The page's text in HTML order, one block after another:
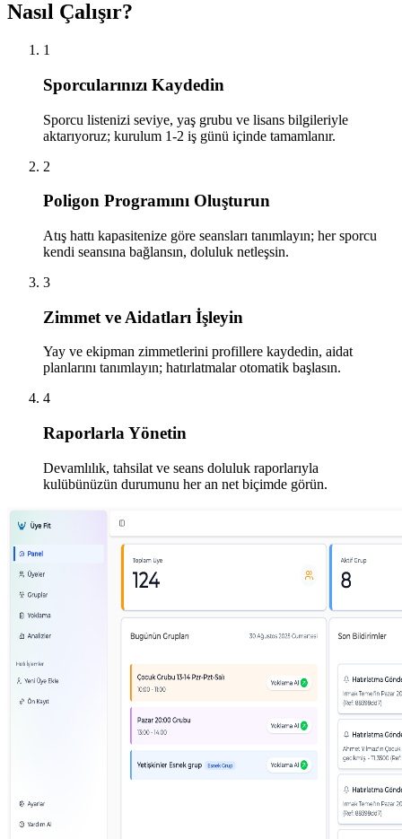
Nasıl Çalışır?
1
Sporcularınızı Kaydedin
Sporcu listenizi seviye, yaş grubu ve lisans bilgileriyle
aktarıyoruz; kurulum 1-2 iş günü içinde tamamlanır.
2
Poligon Programını Oluşturun
Atış hattı kapasitenize göre seansları tanımlayın; her sporcu
kendi seansına bağlansın, doluluk netleşsin.
3
Zimmet ve Aidatları İşleyin
Yay ve ekipman zimmetlerini profillere kaydedin, aidat
planlarını tanımlayın; hatırlatmalar otomatik başlasın.
4
Raporlarla Yönetin
Devamlılık, tahsilat ve seans doluluk raporlarıyla
kulübünüzün durumunu her an net biçimde görün.